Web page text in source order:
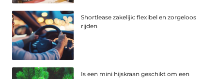
Shortlease zakelijk: flexibel en zorgeloos
rijden
Is een mini hijskraan geschikt om een